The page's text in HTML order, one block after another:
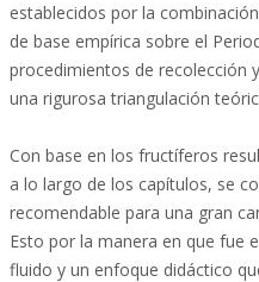
establecidos por la
de base empírica sobre el
procedimientos de recolección
una rigurosa triangulación
Con base en los fructíferos
a lo largo de los capítulos, se
recomendable para una gran
Esto por la manera en que fue
fluido y un enfoque didáctico